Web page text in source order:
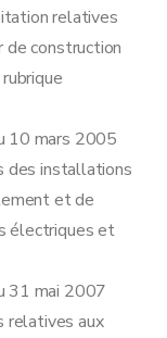
relatives
de construction
10 mars 2005
des installations
et de
électriques et
31 mai 2007
relatives aux